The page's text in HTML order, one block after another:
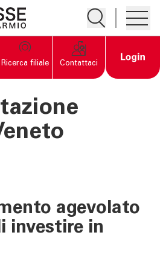
Apre la
Apre il
Ricerca filiale Contattaci Open
agevolato
investire in